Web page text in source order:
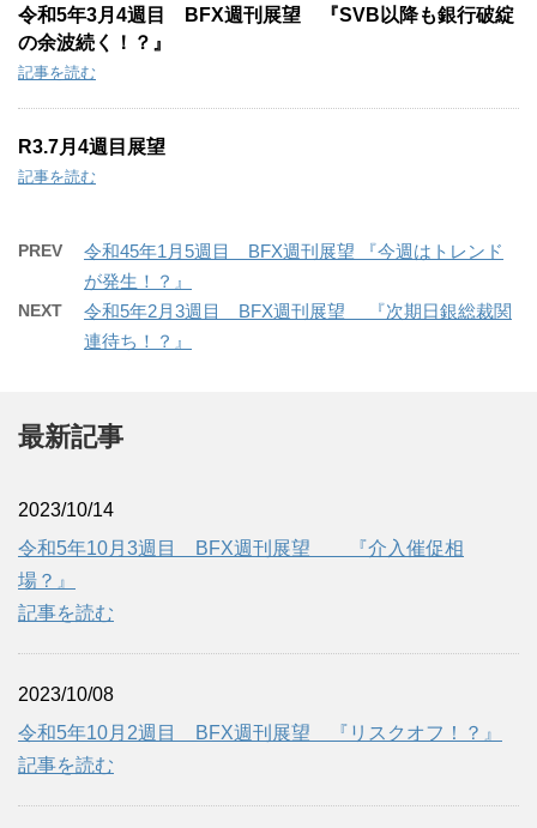
令和5年3月4週目 BFX週刊展望 『SVB以降も銀行破綻
の余波続く！？』
記事を読む
R3.7月4週目展望
記事を読む
PREV
令和45年1月5週目 BFX週刊展望 『今週はトレンド
が発生！？』
NEXT
令和5年2月3週目 BFX週刊展望 『次期日銀総裁関
連待ち！？』
最新記事
2023/10/14
令和5年10月3週目 BFX週刊展望 『介入催促相
場？』
記事を読む
2023/10/08
令和5年10月2週目 BFX週刊展望 『リスクオフ！？』
記事を読む